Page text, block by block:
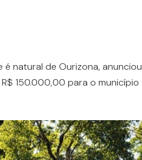
natural de Ourizona, anunciou
150.000,00 para o município